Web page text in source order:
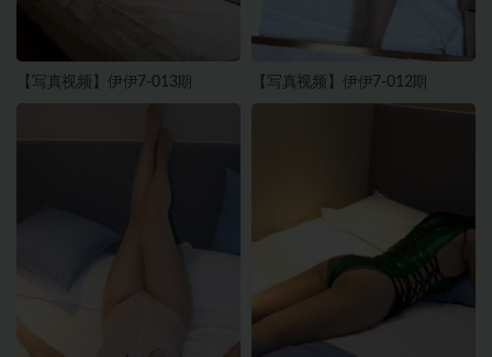
【写真视频】伊伊7-013期 【写真视频】伊伊7-012期